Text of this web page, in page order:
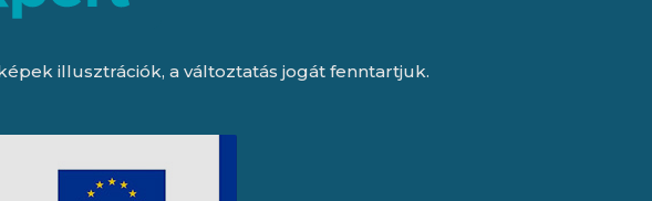
illusztrációk, a változtatás jogát fenntartjuk.